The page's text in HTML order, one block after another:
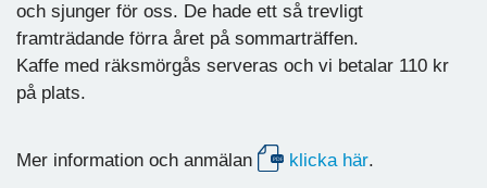
och sjunger för oss. De hade ett så trevligt
framträdande förra året på sommarträffen.
Kaffe med räksmörgås serveras och vi betalar 110 kr
på plats.
Mer information och anmälan klicka här.